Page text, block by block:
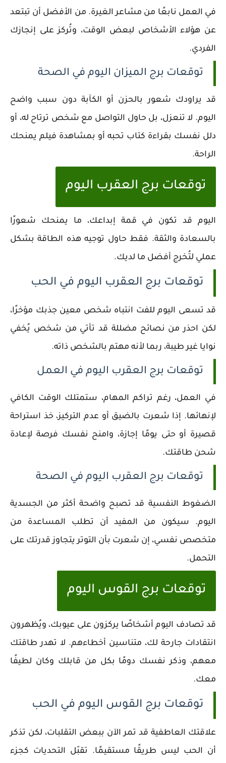
في العمل نابعًا من مشاعر الغيرة. من الأفضل أن تبتعد
عن هؤلاء الأشخاص لبعض الوقت، وتُركز على إنجازك
الفردي.
توقعات برج الميزان اليوم في الصحة
قد يراودك شعور بالحزن أو الكآبة دون سبب واضح
اليوم. لا تنعزل، بل حاول التواصل مع شخص ترتاح له، أو
دلل نفسك بقراءة كتاب تحبه أو بمشاهدة فيلم يمنحك
الراحة.
توقعات برج العقرب اليوم
اليوم قد تكون في قمة إبداعك، ما يمنحك شعورًا
بالسعادة والثقة. فقط حاول توجيه هذه الطاقة بشكل
عملي لتُخرج أفضل ما لديك.
توقعات برج العقرب اليوم في الحب
قد تسعى اليوم للفت انتباه شخص معين جذبك مؤخرًا،
لكن احذر من نصائح مضللة قد تأتي من شخص يُخفي
نوايا غير طيبة، ربما لأنه مهتم بالشخص ذاته.
توقعات برج العقرب اليوم في العمل
في العمل، رغم تراكم المهام، ستمتلك الوقت الكافي
لإنهائها. إذا شعرت بالضيق أو عدم التركيز، خذ استراحة
قصيرة أو حتى يومًا إجازة، وامنح نفسك فرصة لإعادة
شحن طاقتك.
توقعات برج العقرب اليوم في الصحة
الضغوط النفسية قد تصبح واضحة أكثر من الجسدية
اليوم. سيكون من المفيد أن تطلب المساعدة من
متخصص نفسي، إن شعرت بأن التوتر يتجاوز قدرتك على
التحمل.
توقعات برج القوس اليوم
قد تصادف اليوم أشخاصًا يركزون على عيوبك، ويُظهرون
انتقادات جارحة لك، متناسين أخطاءهم. لا تهدر طاقتك
معهم، وذكر نفسك دومًا بكل من قابلك وكان لطيفًا
معك.
توقعات برج القوس اليوم في الحب
علاقتك العاطفية قد تمر الآن ببعض التقلبات، لكن تذكر
أن الحب ليس طريقًا مستقيمًا. تقبّل التحديات كجزء